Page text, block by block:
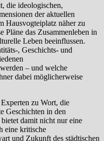
die ideologischen,
der aktuellen
Hausvogteiplatz näher zu
Pläne das Zusammenleben in
Leben beeinflussen.
, Geschichts- und
– und welche
dabei möglicherweise
zu Wort, die
Geschichten in den
damit nicht nur eine
eine kritische
und Zukunft des städtischen